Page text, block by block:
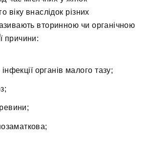
віку внаслідок різних
вторинною чи органічною
причини:
органів малого тазу;